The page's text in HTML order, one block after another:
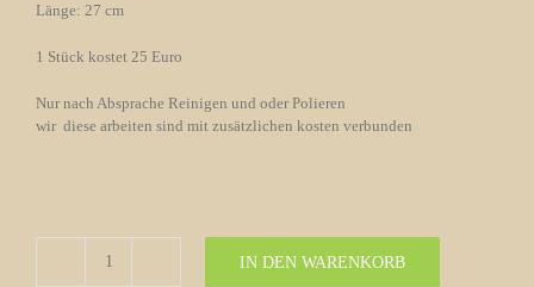
Länge: 27 cm
1 Stück kostet 25 Euro
Nur nach Absprache Reinigen und oder Polieren
wir diese arbeiten sind mit zusätzlichen kosten verbunden
Alte
IN DEN WARENKORB